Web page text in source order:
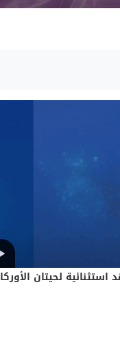
لحيتان الأوركا